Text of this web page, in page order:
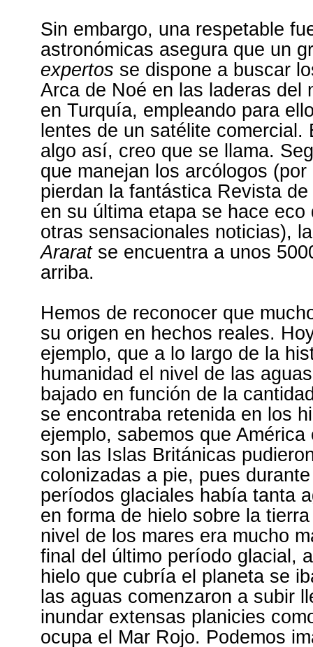
Sin embargo, una respetable
astronómicas asegura que un
expertos se dispone a buscar
Arca de Noé en las laderas del
en Turquía, empleando para
lentes de un satélite comercial.
algo así, creo que se llama.
que manejan los arcólogos
pierdan la fantástica Revista
en su última etapa se hace eco
otras sensacionales noticias),
Araratse encuentra a unos
arriba.
Hemos de reconocer que
su origen en hechos reales.
ejemplo, que a lo largo de la
humanidad el nivel de las
bajado en función de la
se encontraba retenida en los
ejemplo, sabemos que América
son las Islas Británicas
colonizadas a pie, pues
períodos glaciales había tanta
en forma de hielo sobre la
nivel de los mares era mucho
final del último período glacial,
hielo que cubría el planeta se
las aguas comenzaron a subir
inundar extensas planicies
ocupa el Mar Rojo. Podemos